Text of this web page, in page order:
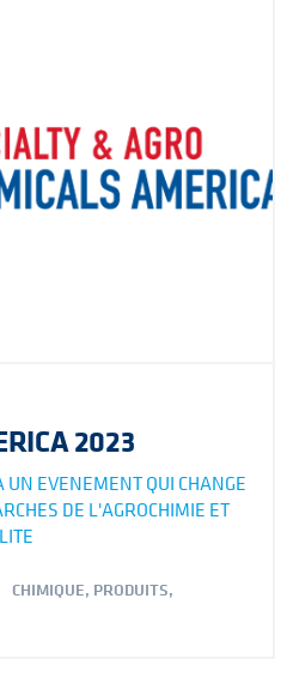
2023
EVENEMENT QUI CHANGE
DE L'AGROCHIMIE ET
CHIMIQUE, PRODUITS,